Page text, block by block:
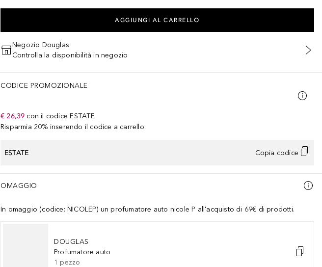
AGGIUNGI AL CARRELLO
Negozio Douglas
Controlla la disponibilità in negozio
CODICE PROMOZIONALE
€ 26,39 con il codice ESTATE
Risparmia 20% inserendo il codice a carrello:
ESTATE Copia codice
OMAGGIO
In omaggio (codice: NICOLEP) un profumatore auto nicole P all'acquisto di 69€ di prodotti.
DOUGLAS
Profumatore auto
1 pezzo